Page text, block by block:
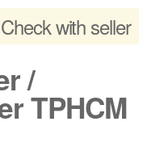
Check with seller
/
TPHCM